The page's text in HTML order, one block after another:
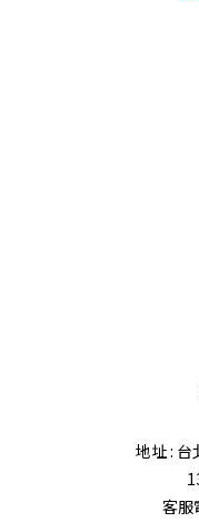
地址 :
客服